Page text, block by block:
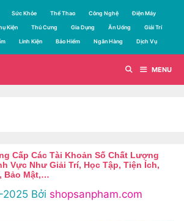
Sức Khỏe Thể Thao Công Nghệ Điện Máy
Kiện Thú Cưng Gia Dụng Ăn Uống Giải Trí
Linh Kiện Bảo Hiểm Ngân Hàng Dịch Vụ
MENU
Cấp Các Tài Khoản Số Chất Lượng
Vực Như Giải Trí, Học Tập, Tiện Ích,
Bảo Mật,…
2025 Bởi shopsanpham.com